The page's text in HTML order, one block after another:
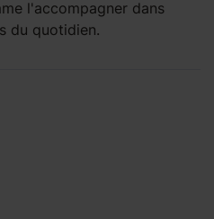
l'accompagner dans
du quotidien.